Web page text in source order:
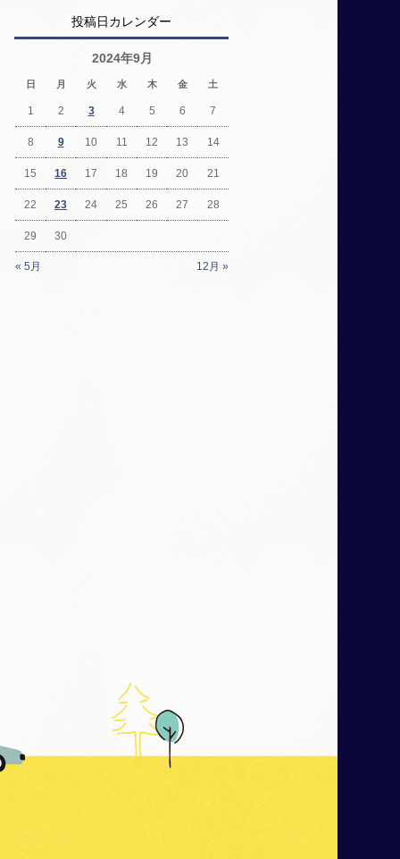
投稿日カレンダー
2024年9月
日 月 火 水 木 金 土
« 5月 12月 »
1 2 3 4 5 6 7
8 9 10 11 12 13 14
15 16 17 18 19 20 21
22 23 24 25 26 27 28
29 30